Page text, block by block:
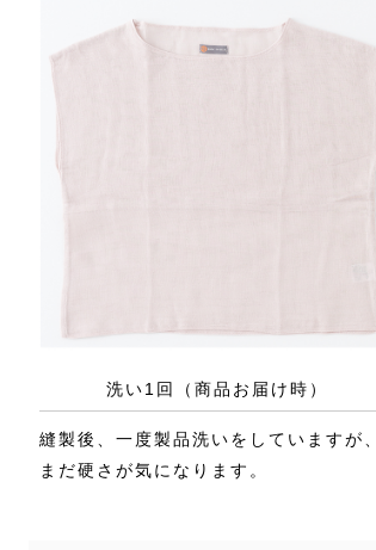
洗い1回（商品お届け時）
縫製後、一度製品洗いをしていますが、
まだ硬さが気になります。